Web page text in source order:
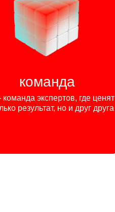
команда
экспертов, где ценят
результат, но и друг друга